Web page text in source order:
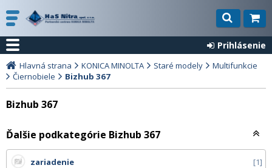
Prihlásenie
Hlavná strana KONICA MINOLTA Staré modely
Multifunkcie
Čiernobiele
Bizhub 367
Bizhub 367
Ďalšie podkategórie Bizhub 367
zariadenie 1